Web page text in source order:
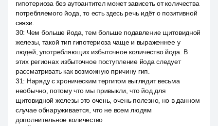
гипотериоза без аутоантител может зависеть от количества
потребляемого йода, то есть здесь речь идёт о позитивной
связи.
30: Чем больше йода, тем больше подавление щитовидной
железы, такой тип гипотериоза чаще и выраженнее у
людей, употребляющих избыточное количество йода. В
этих регионах избыточное поступление йода следует
рассматривать как возможную причину гип.
31: Наряду с хроническим тергитом выглядит весьма
необычно, потому что мы привыкли, что йод для
щитовидной железы это очень, очень полезно, но в данном
случае обнаруживается, что не всем людям
дополнительное количество